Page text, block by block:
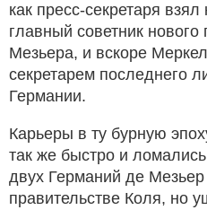
как пресс-секретаря
главный советник
Мезьера, и вскоре
секретарем последнего
Германии.
Карьеры в ту бурную
так же быстро и
двух Германий де
правительстве Коля, но